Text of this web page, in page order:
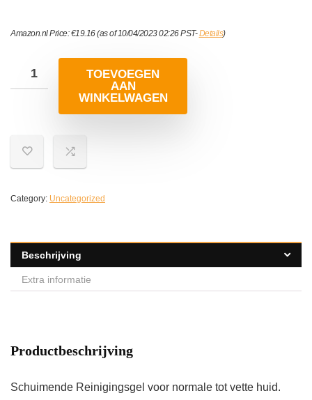
Amazon.nl Price:€19.16(as of 10/04/2023 02:26 PST-Details)
TOEVOEGEN
AAN
WINKELWAGEN
Category: Uncategorized
Beschrijving
Extra informatie
Productbeschrijving
Schuimende Reinigingsgel voor normale tot vette huid.